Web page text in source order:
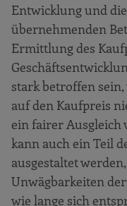
Entwicklung und
übernehmenden
Ermittlung des
stark betroffen
auf den Kaufpreis
ein fairer Ausgleich
kann auch ein Teil
ausgestaltet
Unwägbarkeiten
wie lange sich